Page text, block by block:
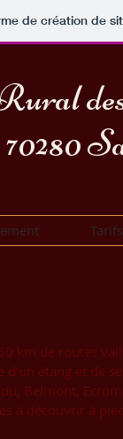
de création de
70280
Tarifs
km de routes
étang et de
Belmont,
à découvrir à